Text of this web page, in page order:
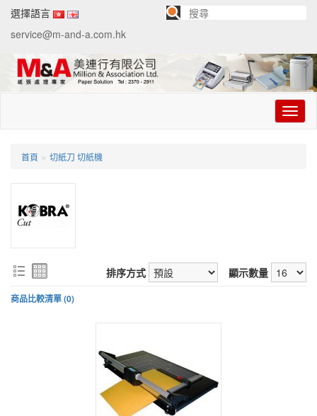
選擇語言
service@m-and-a.com.hk
切
换
首頁 » 切紙刀 切紙機
顯示數量
排序方式
商品比較清單 (0)